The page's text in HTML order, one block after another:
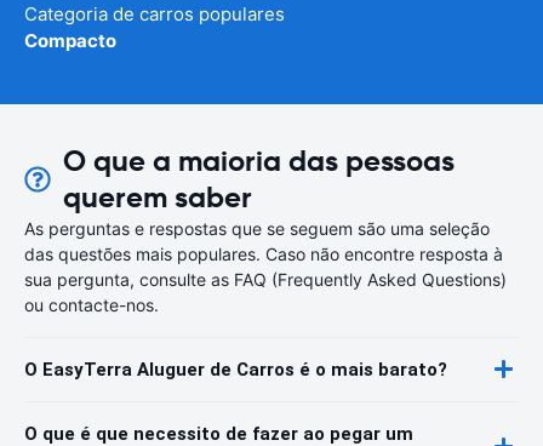
Categoria de carros populares
Compacto
O que a maioria das pessoas
querem saber
As perguntas e respostas que se seguem são uma seleção
das questões mais populares. Caso não encontre resposta à
sua pergunta, consulte as FAQ (Frequently Asked Questions)
ou contacte-nos.
O EasyTerra Aluguer de Carros é o mais barato?
O que é que necessito de fazer ao pegar um